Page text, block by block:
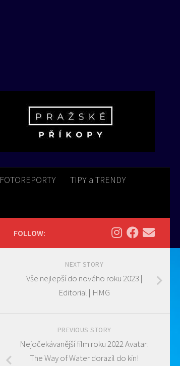
FOTOREPORTY TIPY a TRENDY
FOLLOW:
NEXT STORY
Vše nejlepší do nového roku 2023 |
Editorial | HMG
PREVIOUS STORY
Nejočekávanější film roku 2022 Avatar:
The Way of Water dorazil do kin!